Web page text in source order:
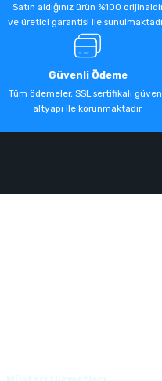
Satın aldığınız ürün %100
ve üretici garantisi ile
Güvenli Ödeme
Tüm ödemeler, SSL sertifikalı
altyapı ile korunmaktadır.